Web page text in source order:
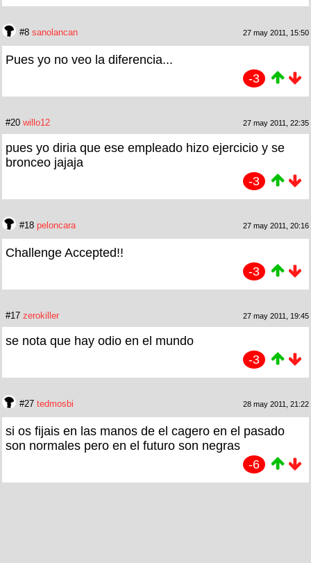
#8 sanolancan 27 may 2011, 15:50
Pues yo no veo la diferencia...
-3
#20 willo12 27 may 2011, 22:35
pues yo diria que ese empleado hizo ejercicio y se
bronceo jajaja
-3
#18 peloncara 27 may 2011, 20:16
Challenge Accepted!!
-3
#17 zerokiller 27 may 2011, 19:45
se nota que hay odio en el mundo
-3
#27 tedmosbi 28 may 2011, 21:22
si os fijais en las manos de el cagero en el pasado
son normales pero en el futuro son negras
-6